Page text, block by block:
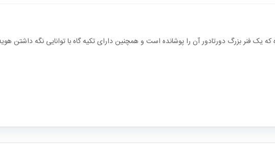
فنر بزرگ دورتادور آن را پوشانده است و همچنین دارای تکیه گاه با توانایی نگه داشتن